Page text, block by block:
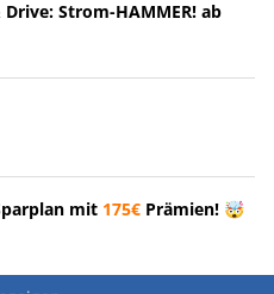
Drive: Strom-HAMMER! ab
mit 175€ Prämien! 🤯